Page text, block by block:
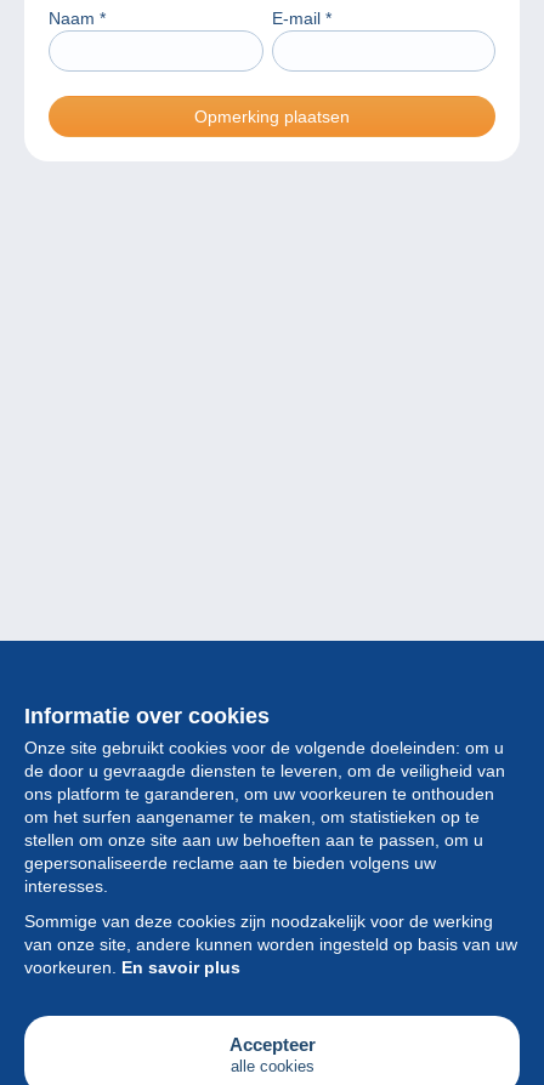
Naam * E-mail *
Informatie over cookies
Onze site gebruikt cookies voor de volgende doeleinden: om u
de door u gevraagde diensten te leveren, om de veiligheid van
ons platform te garanderen, om uw voorkeuren te onthouden
om het surfen aangenamer te maken, om statistieken op te
stellen om onze site aan uw behoeften aan te passen, om u
gepersonaliseerde reclame aan te bieden volgens uw
interesses.
Sommige van deze cookies zijn noodzakelijk voor de werking
van onze site, andere kunnen worden ingesteld op basis van uw
voorkeuren. En savoir plus
Accepteer
alle cookies
Collectie
Nieuws
Functie
Vereniging
Diensten